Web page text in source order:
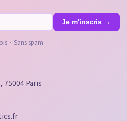
· Sans spam
75004 Paris